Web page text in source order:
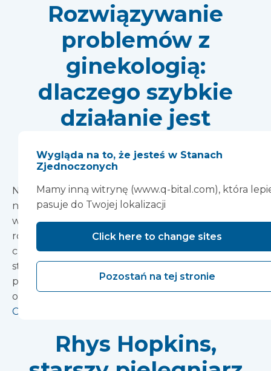
Rozwiązywanie
problemów z
ginekologią:
dlaczego szybkie
działanie jest
niezbędne dla
zdrowia kobiet
Najnowsze badania pokazują, że listy oczekujących
na wizyty ginekologiczne w Wielkiej Brytanii
wydłużyły się ponad dwukrotnie od lutego 2020
roku. Łącznie odpowiada to ponad trzem
czwartym miliona (755 046) wizyt u kobiet, co
stanowi wzrost w porównaniu z 360 400 tuż przed
pandemią. Eksperci twierdzą, że rozwiązanie tych
opóźnień to nie tylko problem zdrowotny […]
Czytaj więcej
Rhys Hopkins,
Wygląda na to, że jesteś w Stanach
Zjednoczonych
Mamy inną witrynę (www.q-bital.com), która
pasuje do Twojej lokalizacji
Click here to change sites
Pozostań na tej stronie